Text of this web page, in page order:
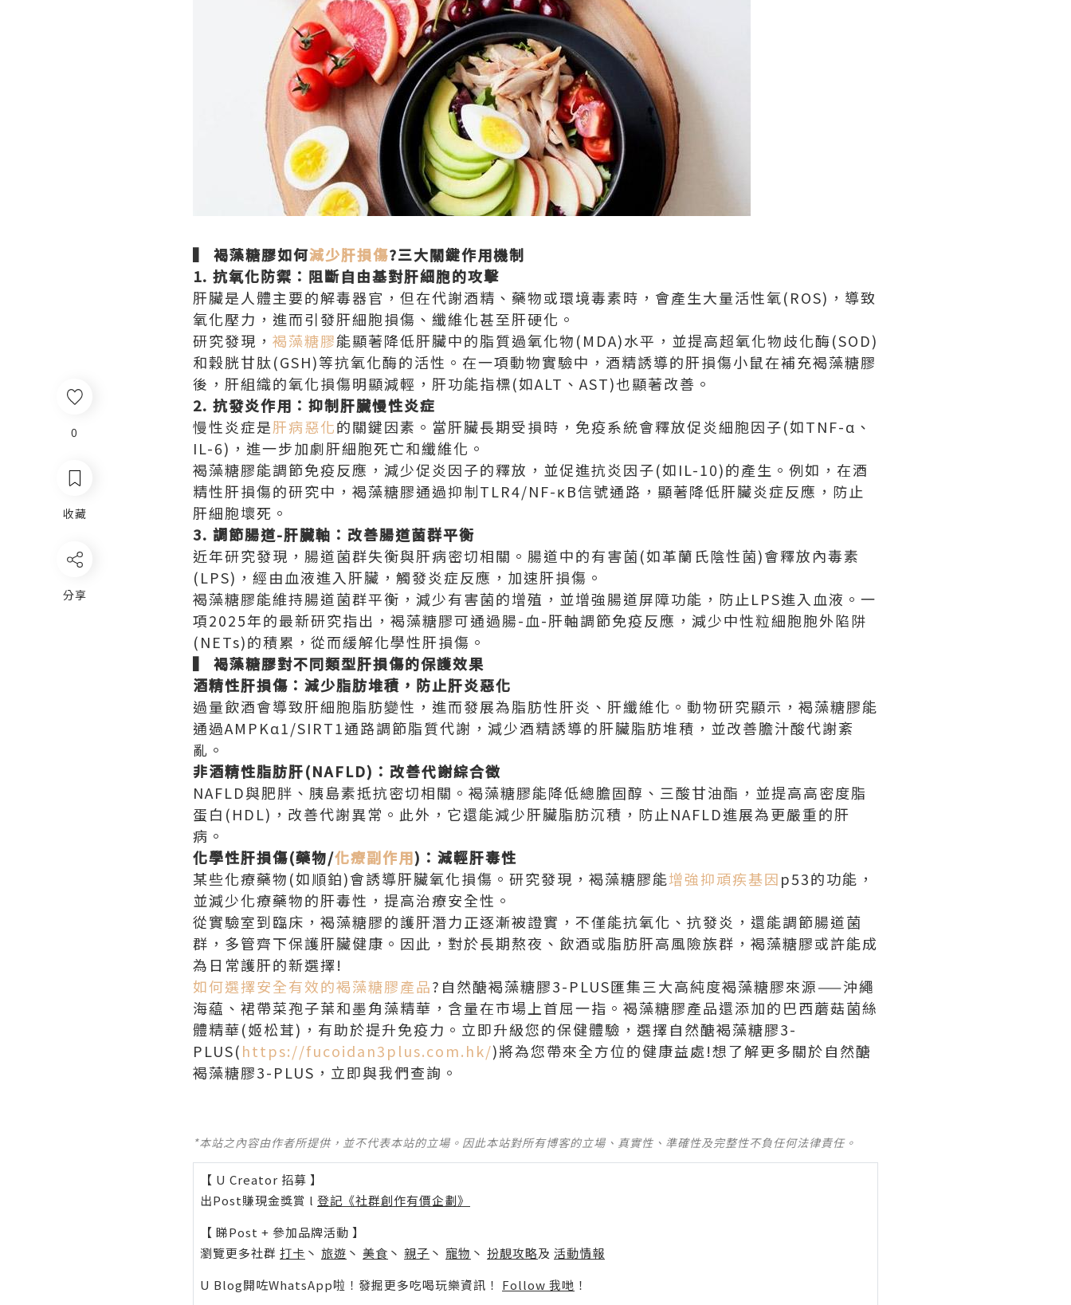
0
收藏
分享
▍ 褐藻糖膠如何減少肝損傷?三大關鍵作用機制
1. 抗氧化防禦：阻斷自由基對肝細胞的攻擊
肝臟是人體主要的解毒器官，但在代謝酒精、藥物或環境毒素時，會產生大量活性氧(ROS)，導致
氧化壓力，進而引發肝細胞損傷、纖維化甚至肝硬化。
研究發現， 褐藻糖膠能顯著降低肝臟中的脂質過氧化物(MDA)水平，並提高超氧化物歧化酶(SOD)
和穀胱甘肽(GSH)等抗氧化酶的活性。在一項動物實驗中，酒精誘導的肝損傷小鼠在補充褐藻糖膠
後，肝組織的氧化損傷明顯減輕，肝功能指標(如ALT、AST)也顯著改善。
2. 抗發炎作用：抑制肝臟慢性炎症
慢性炎症是肝病惡化的關鍵因素。當肝臟長期受損時，免疫系統會釋放促炎細胞因子(如TNF-α、
IL-6)，進一步加劇肝細胞死亡和纖維化。
褐藻糖膠能調節免疫反應，減少促炎因子的釋放，並促進抗炎因子(如IL-10)的產生。例如，在酒
精性肝損傷的研究中，褐藻糖膠通過抑制TLR4/NF-κB信號通路，顯著降低肝臟炎症反應，防止
肝細胞壞死。
3. 調節腸道-肝臟軸：改善腸道菌群平衡
近年研究發現，腸道菌群失衡與肝病密切相關。腸道中的有害菌(如革蘭氏陰性菌)會釋放內毒素
(LPS)，經由血液進入肝臟，觸發炎症反應，加速肝損傷。
褐藻糖膠能維持腸道菌群平衡，減少有害菌的增殖，並增強腸道屏障功能，防止LPS進入血液。一
項2025年的最新研究指出，褐藻糖膠可通過腸-血-肝軸調節免疫反應，減少中性粒細胞胞外陷阱
(NETs)的積累，從而緩解化學性肝損傷。
▍ 褐藻糖膠對不同類型肝損傷的保護效果
酒精性肝損傷：減少脂肪堆積，防止肝炎惡化
過量飲酒會導致肝細胞脂肪變性，進而發展為脂肪性肝炎、肝纖維化。動物研究顯示，褐藻糖膠能
通過AMPKα1/SIRT1通路調節脂質代謝，減少酒精誘導的肝臟脂肪堆積，並改善膽汁酸代謝紊
亂。
非酒精性脂肪肝(NAFLD)：改善代謝綜合徵
NAFLD與肥胖、胰島素抵抗密切相關。褐藻糖膠能降低總膽固醇、三酸甘油酯，並提高高密度脂
蛋白(HDL)，改善代謝異常。此外，它還能減少肝臟脂肪沉積，防止NAFLD進展為更嚴重的肝
病。
化學性肝損傷(藥物/化療副作用)：減輕肝毒性
某些化療藥物(如順鉑)會誘導肝臟氧化損傷。研究發現，褐藻糖膠能增強抑頑疾基因p53的功能，
並減少化療藥物的肝毒性，提高治療安全性。
從實驗室到臨床，褐藻糖膠的護肝潛力正逐漸被證實，不僅能抗氧化、抗發炎，還能調節腸道菌
群，多管齊下保護肝臟健康。因此，對於長期熬夜、飲酒或脂肪肝高風險族群，褐藻糖膠或許能成
為日常護肝的新選擇!
如何選擇安全有效的褐藻糖膠產品?自然醣褐藻糖膠3-PLUS匯集三大高純度褐藻糖膠來源——沖繩
海藴、裙帶菜孢子葉和墨角藻精華，含量在市場上首屈一指。褐藻糖膠產品還添加的巴西蘑菇菌絲
體精華(姬松茸)，有助於提升免疫力。立即升級您的保健體驗，選擇自然醣褐藻糖膠3-
PLUS(https://fucoidan3plus.com.hk/)將為您帶來全方位的健康益處!想了解更多關於自然醣
褐藻糖膠3-PLUS，立即與我們查詢。
*本站之內容由作者所提供，並不代表本站的立場。因此本站對所有博客的立場、真實性、準確性及完整性不負任何法律責任。
【 U Creator 招募 】
出Post賺現金獎賞 l 登記《社群創作有價企劃》
【 睇Post + 參加品牌活動 】
瀏覽更多社群 打卡 丶 旅遊 丶 美食 丶 親子 丶 寵物 丶 扮靚攻略及 活動情報
U Blog開咗WhatsApp啦！發掘更多吃喝玩樂資訊！ Follow 我哋 ！